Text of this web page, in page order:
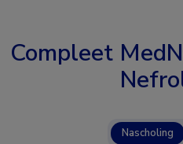
Compleet
Nascholing